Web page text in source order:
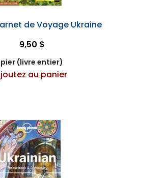
de Voyage Ukraine
9,50 $
(livre entier)
au panier